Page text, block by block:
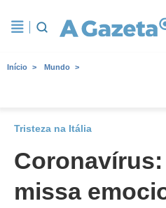
Início Mundo
Tristeza na Itália
Coronavírus:
missa